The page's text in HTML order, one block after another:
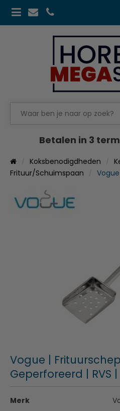
Betalen in 3
Koksbenodigdheden
Frituur/Schuimspaan
Vogue
Vogue |
Geperforeerd | RVS |
Merk